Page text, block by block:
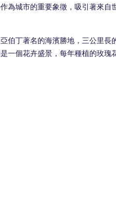
為城市的重要象徵，吸引著來自
伯丁著名的海濱勝地，三公里長
一個花卉盛景，每年種植的玫瑰